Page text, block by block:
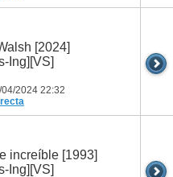
[2024]
Ing][VS]
2024 22:32
increíble [1993]
Ing][VS]